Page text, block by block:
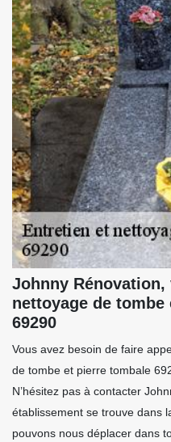
Johnny
nettoyage de
69290
Vous avez besoin de faire
de tombe et pierre tombale
N’hésitez pas à contacter
établissement se trouve dans
pouvons nous déplacer dans